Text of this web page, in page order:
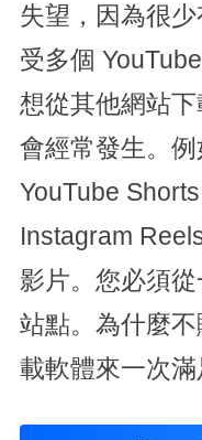
失望，因為很
受多個
想從其他網站
會經常發生。
YouTube
Instagram
影片。您必須
站點。為什麼
載軟體來一次滿